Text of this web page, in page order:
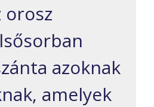
orosz
azoknak
amelyek